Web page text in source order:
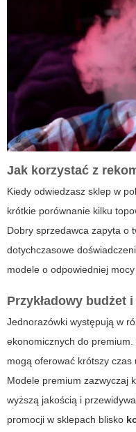
Jak korzystać z
Kiedy odwiedzasz sklep w
krótkie porównanie kilku
Dobry sprzedawca zapyta o
dotychczasowe
modele o odpowiedniej
Przykładowy budżet
Jednorazówki występują w
ekonomicznych do
mogą oferować krótszy czas
Modele premium zazwyczaj
wyższą jakością i
promocji w sklepach blisko